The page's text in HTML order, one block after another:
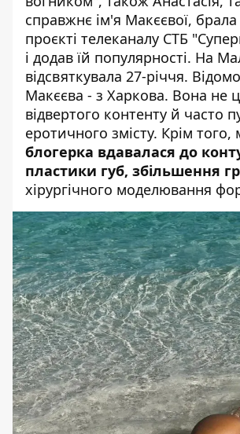
справжнє ім'я Макєєвої, брала
проєкті телеканалу СТБ
і додав їй популярності. На
відсвяткувала 27-річчя.
Макєєва - з Харкова. Вона не
відвертого контенту й часто
еротичного змісту. Крім
блогерка вдавалася до
пластики губ, збільшення
хірургічного моделювання